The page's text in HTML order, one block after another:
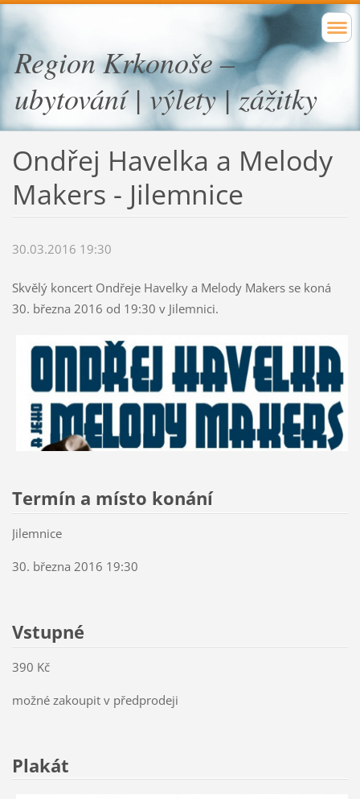
Region Krkonoše –
ubytování | výlety | zážitky
Ondřej Havelka a Melody
Makers - Jilemnice
30.03.2016 19:30
Skvělý koncert Ondřeje Havelky a Melody Makers se koná
30. března 2016 od 19:30 v Jilemnici.
Termín a místo konání
Jilemnice
30. března 2016 19:30
Vstupné
390 Kč
možné zakoupit v předprodeji
Plakát